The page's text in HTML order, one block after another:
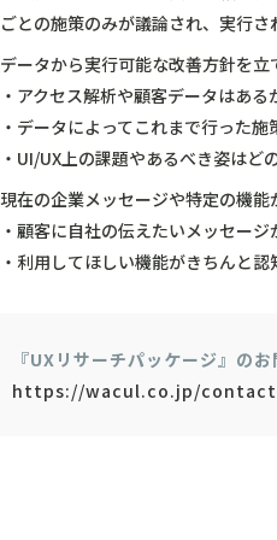
ごとの施策のみが議論され、実行さ
データから実行可能な改善方針を立
・アクセス解析や顧客データはあ
・データによってこれまで行った
・UI/UX上の課題やあるべき姿は
現在の企業メッセージや特定の機
・顧客に自社の伝えたいメッセー
・利用してほしい機能がきちんと
『UXリサーチパッケージ』の
https://wacul.co.jp/contact